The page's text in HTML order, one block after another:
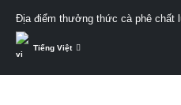
Địa điểm thưởng thức cà phê chất
Tiếng Việt